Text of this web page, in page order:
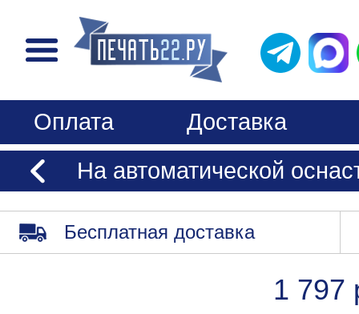
Оплата
Доставка
На автоматической
Бесплатная доставка
1 797